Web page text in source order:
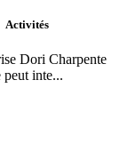
Activités
Dori Charpente
peut inte...